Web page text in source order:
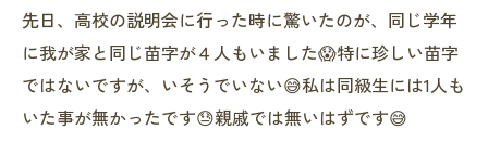
先日、高校の説明会に行った時に驚いたのが、同じ学年
に我が家と同じ苗字が４人もいました😱特に珍しい苗字
ではないですが、いそうでいない😅私は同級生には1人も
いた事が無かったです😓親戚では無いはずです😅